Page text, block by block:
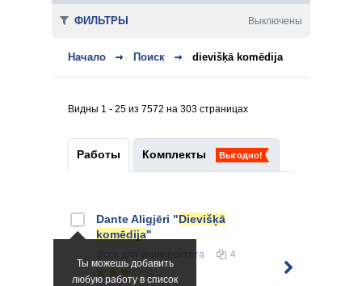
Начало Поиск dievišķā komēdija
Видны 1 - 25 из 7572 на 303 страницах
Работы Комплекты Выгодно!
Ты можешь добавить
любую работу в список
Dante Aligjēri "Dievišķā
komēdija"
для университета 4
ФИЛЬТРЫ Выключены